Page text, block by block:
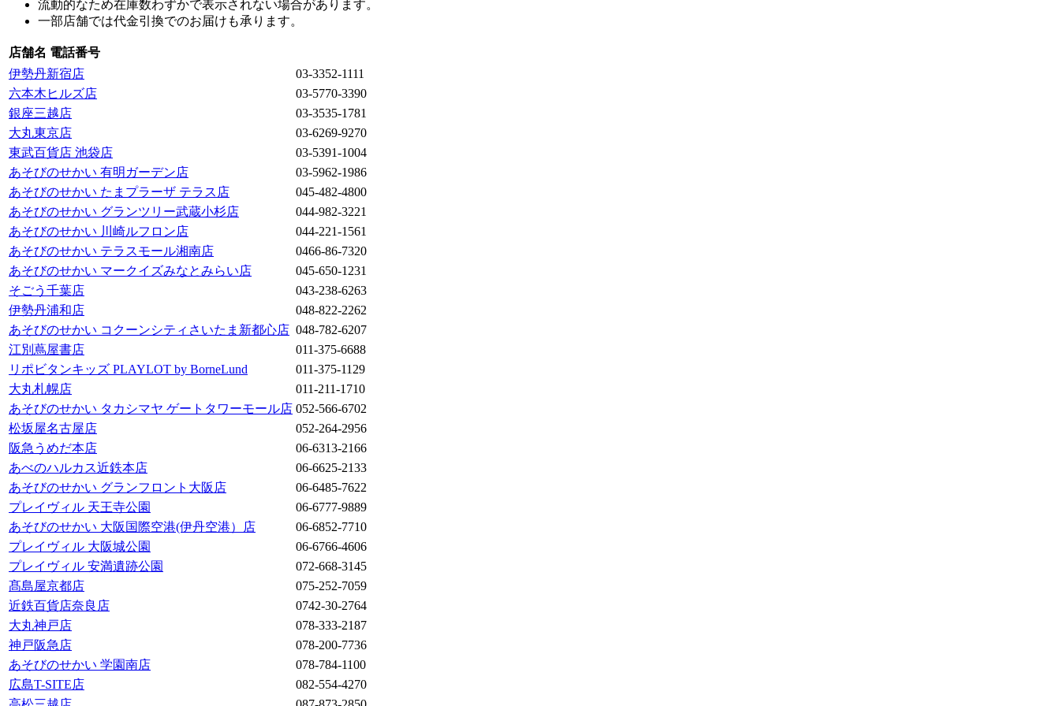
流動的なため在庫数わずかで表示されない場合があります。
一部店舗では代金引換でのお届けも承ります。
店舗名 電話番号
伊勢丹新宿店
03-3352-1111
六本木ヒルズ店
03-5770-3390
銀座三越店
03-3535-1781
大丸東京店
03-6269-9270
東武百貨店 池袋店
03-5391-1004
あそびのせかい 有明ガーデン店
03-5962-1986
あそびのせかい たまプラーザ テラス店
045-482-4800
あそびのせかい グランツリー武蔵小杉店
044-982-3221
あそびのせかい 川崎ルフロン店
044-221-1561
あそびのせかい テラスモール湘南店
0466-86-7320
あそびのせかい マークイズみなとみらい店
045-650-1231
そごう千葉店
043-238-6263
伊勢丹浦和店
048-822-2262
あそびのせかい コクーンシティさいたま新都心店 048-782-6207
江別蔦屋書店
011-375-6688
リポビタンキッズ PLAYLOT by BorneLund
011-375-1129
大丸札幌店
011-211-1710
あそびのせかい タカシマヤ ゲートタワーモール店 052-566-6702
松坂屋名古屋店
052-264-2956
阪急うめだ本店
06-6313-2166
あべのハルカス近鉄本店
06-6625-2133
あそびのせかい グランフロント大阪店
06-6485-7622
プレイヴィル 天王寺公園
06-6777-9889
あそびのせかい 大阪国際空港(伊丹空港）店
06-6852-7710
プレイヴィル 大阪城公園
06-6766-4606
プレイヴィル 安満遺跡公園
072-668-3145
髙島屋京都店
075-252-7059
近鉄百貨店奈良店
0742-30-2764
大丸神戸店
078-333-2187
神戸阪急店
078-200-7736
あそびのせかい 学園南店
078-784-1100
広島T-SITE店
082-554-4270